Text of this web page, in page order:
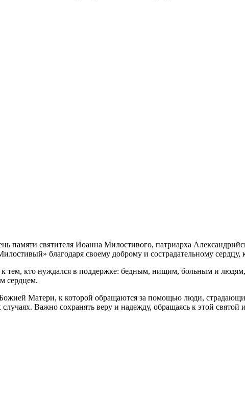
памяти святителя Иоанна Милостивого, патриарха
благодаря своему доброму и сострадательному
тем, кто нуждался в поддержке: бедным, нищим, больным и
сердцем.
Матери, к которой обращаются за помощью люди,
Важно сохранять веру и надежду, обращаясь к этой святой